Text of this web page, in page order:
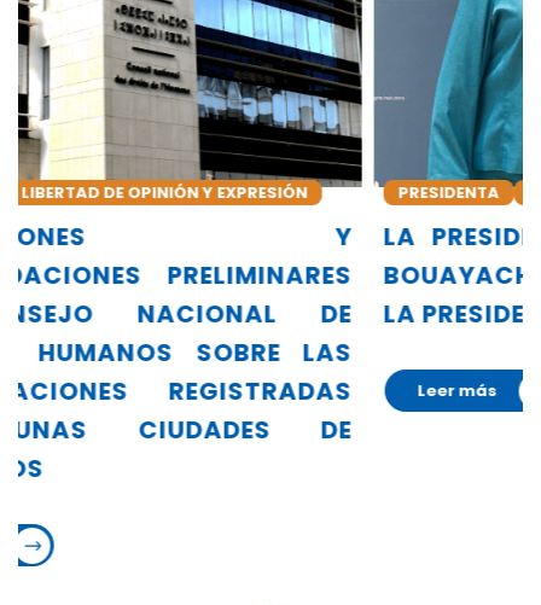
LA PRESIDENTA DEL CNDH, AMINA
BOUAYACH, ASUME OFICIALMENTE
LA PRESIDENCIA DE LA GANHRI
PRESIDENTA ALLIANZA GLOBAL DE INDH
Leer más